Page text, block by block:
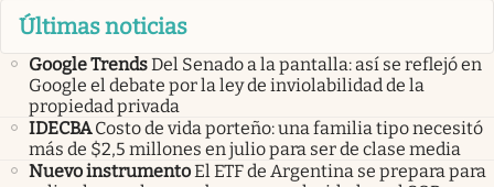
Últimas noticias
Google TrendsDel Senado a la pantalla: así se reflejó en
Google el debate por la ley de inviolabilidad de la
propiedad privada
IDECBA Costo de vida porteño: una familia tipo necesitó
más de $2,5 millones en julio para ser de clase media
Nuevo instrumentoEl ETF de Argentina se prepara para